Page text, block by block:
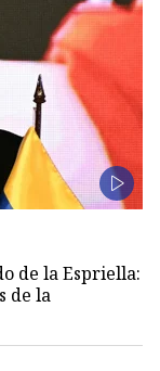
de la Espriella:
de la